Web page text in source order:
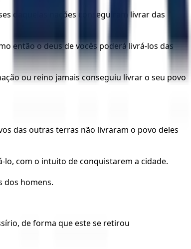
daquelas nações conseguiram livrar das
então o deus de vocês poderá livrá-los das
ou reino jamais conseguiu livrar o seu povo
das outras terras não livraram o povo deles
lo, com o intuito de conquistarem a cidade.
dos homens.
de forma que este se retirou